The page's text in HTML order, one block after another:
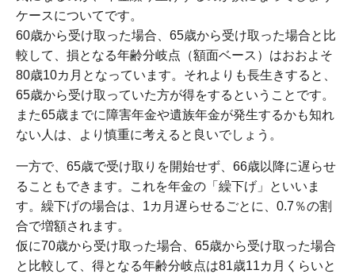
ケースについてです。
60歳から受け取った場合、65歳から受け取った場合と比
較して、損となる年齢分岐点（額面ベース）はおおよそ
80歳10カ月となっています。それよりも長生きすると、
65歳から受け取っていた方が得をするということです。
また65歳までに障害年金や遺族年金が発生するかも知れ
ない人は、より慎重に考えると良いでしょう。
一方で、65歳で受け取りを開始せず、66歳以降に遅らせ
ることもできます。これを年金の「繰下げ」といいま
す。繰下げの場合は、1カ月遅らせるごとに、0.7％の割
合で増額されます。
仮に70歳から受け取った場合、65歳から受け取った場合
と比較して、得となる年齢分岐点は81歳11カ月くらいと